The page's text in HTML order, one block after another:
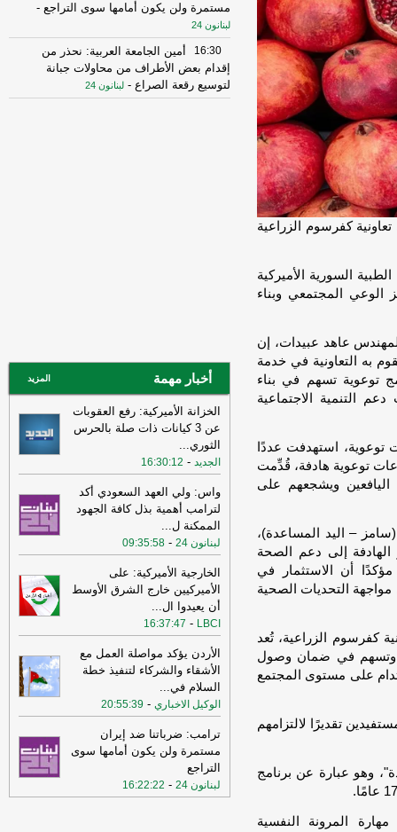
كفرسوم الزراعية
السورية الأميركية
المجتمعي وبناء
عاهد عبيدات، إن
به التعاونية في خدمة
توعوية تسهم في بناء
التنمية الاجتماعية
التي بلغ عددها 10 جلسات توعوية، استهدفت عددًا
توعوية هادفة، قُدِّمت
اليافعين ويشجعهم على
– اليد المساعدة)،
إلى دعم الصحة
مؤكدًا أن الاستثمار في
التحديات الصحية
كفرسوم الزراعية، تُعد
وتسهم في ضمان وصول
على مستوى المجتمع
تقديرًا لالتزامهم
وهو عبارة عن برنامج
المرونة النفسية
مستمرة ولن يكون أمامها سوى التراجع -
لبنانون 24
16:30
أمين الجامعة العربية: نحذر من
إقدام بعض الأطراف من محاولات جبانة
لتوسيع رقعة الصراع - لبنانون 24
14:45
فُجرت بلغم بحري في هرمز انحرفت عن
المسار الذي حددته إيران
11:08
عراقجي: واشنطن كانت تسعى
إلى دفع الأمور نحو التصعيد وهي التي
انتهكت الاتفاق وأوصلت الأمور إلى الوضع
10:29
عراقجي: لم نلحظ أي حسن نية
في سلوك الولايات المتحدة
16:59
عراقجي: لن نقبل بوقف إطلاق نار
مؤقت ولن يُطرح هذا الأمر ما لم تُلبَّ
مطالبنا بشأن مضيق هرمز- لبنانون 24
12:31
الأردن تعلن اعتراض 4 صواريخ
إيرانية وسقوط 2 في مناطق خالية
عاجل الإلكترونية
19:02
‏الخارجية الأردنية للقائم بالأعمال
الإيراني: هناك بيانات إيرانية رسمية
تحريضية ضد الأردن ⁧‫ -لبنانون 24
15:57
وزير الدفاع الإسرائيلي: إذا
هاجمتنا إيران فسنرد ونهاجمها بشكل
مستقل-
15:55
وزير الخارجية الإيراني: اختراق
أخبار مهمة المزيد
الخزانة الأميركية: رفع العقوبات
عن 3 كيانات ذات صلة بالحرس
الثوري...
الجديد -
16:30:12
واس: ولي العهد السعودي أكد
لترامب أهمية بذل كافة الجهود
الممكنة ل...
لبنانون 24 -
09:35:58
الخارجية الأميركية: على
الأميركيين خارج الشرق الأوسط
أن يعيدوا ال...
LBCI
-
16:37:47
الأردن يؤكد مواصلة العمل مع
الأشقاء والشركاء لتنفيذ خطة
السلام في...
الوكيل الاخباري -
20:55:39
ترامب: ضرباتنا ضد إيران
مستمرة ولن يكون أمامها سوى
التراجع
لبنانون 24 -
16:22:22